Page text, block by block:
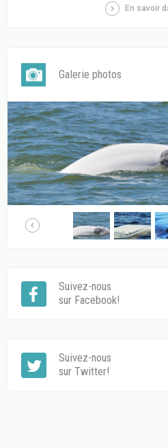
En savoir
Galerie photos
Suivez-nous
sur Facebook!
Suivez-nous
sur Twitter!